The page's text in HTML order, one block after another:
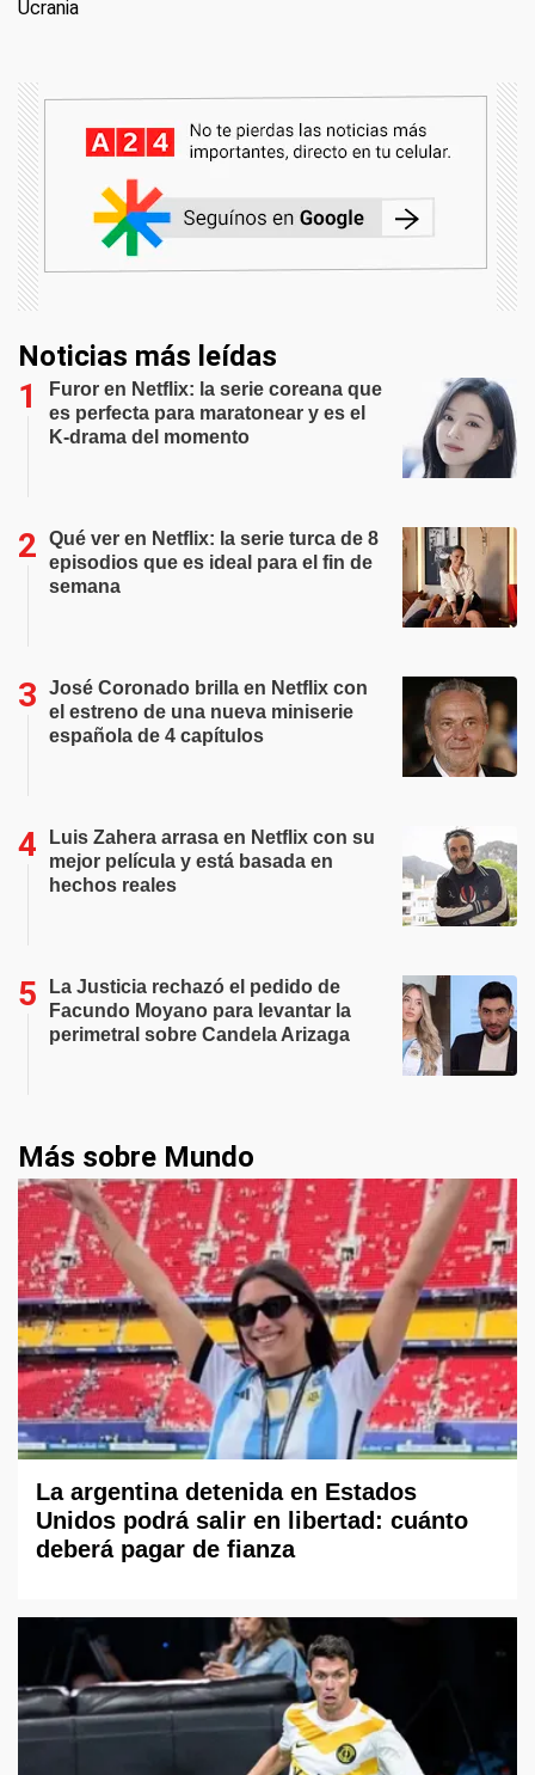
Ucrania
Noticias más leídas
Furor en Netflix: la serie coreana que
es perfecta para maratonear y es el
K-drama del momento
Qué ver en Netflix: la serie turca de 8
episodios que es ideal para el fin de
semana
José Coronado brilla en Netflix con
el estreno de una nueva miniserie
española de 4 capítulos
Luis Zahera arrasa en Netflix con su
mejor película y está basada en
hechos reales
La Justicia rechazó el pedido de
Facundo Moyano para levantar la
perimetral sobre Candela Arizaga
Más sobre Mundo
La argentina detenida en Estados
Unidos podrá salir en libertad: cuánto
deberá pagar de fianza